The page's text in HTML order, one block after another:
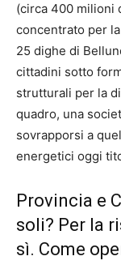
(circa 400 milioni
concentrato per
25 dighe di
cittadini sotto
strutturali per la
quadro, una
sovrapporsi a
energetici oggi
Provincia e
soli? Per la
sì. Come